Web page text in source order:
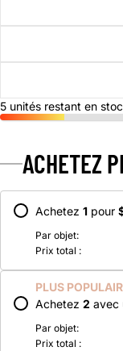
5 unités restant en
ACHETEZ
Achetez 1 pour
Par objet:
Prix total :
PLUS
Achetez 2 avec
Par objet:
Prix total :